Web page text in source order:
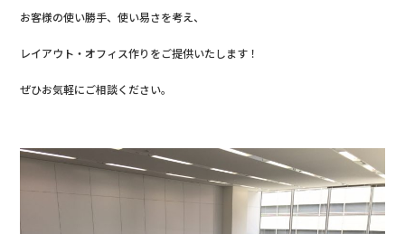
お客様の使い勝手、使い易さを考え、
レイアウト・オフィス作りをご提供いたします！
ぜひお気軽にご相談ください。